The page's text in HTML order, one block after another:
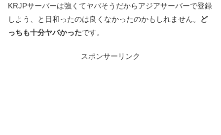
KRJPサーバーは強くてヤバそうだからアジアサーバーで登録
しよう、と日和ったのは良くなかったのかもしれません。
ど
っちも十分ヤバかったです。
スポンサーリンク